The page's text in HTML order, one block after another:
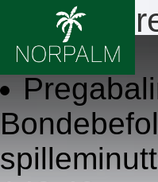
Pris du
8.8.2026